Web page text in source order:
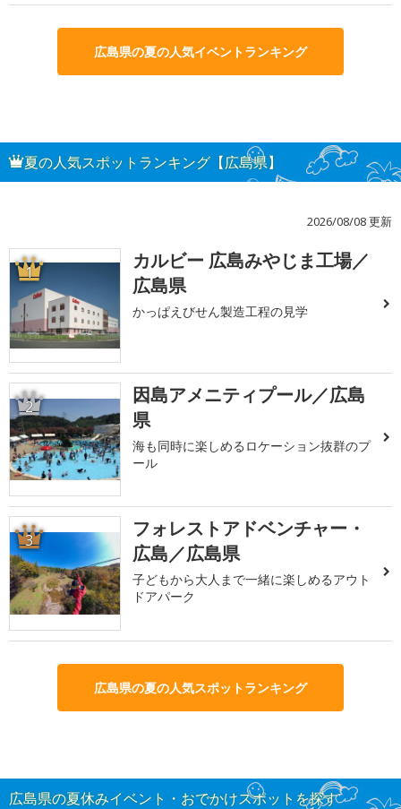
広島県の夏の人気イベントランキング
夏の人気スポットランキング【広島県】
2026/08/08 更新
1
カルビー 広島みやじま工場／
広島県
かっぱえびせん製造工程の見学
2
因島アメニティプール／広島
県
海も同時に楽しめるロケーション抜群のプ
ール
3
フォレストアドベンチャー・
広島／広島県
子どもから大人まで一緒に楽しめるアウト
ドアパーク
広島県の夏の人気スポットランキング
広島県の夏休みイベント・おでかけスポットを探す